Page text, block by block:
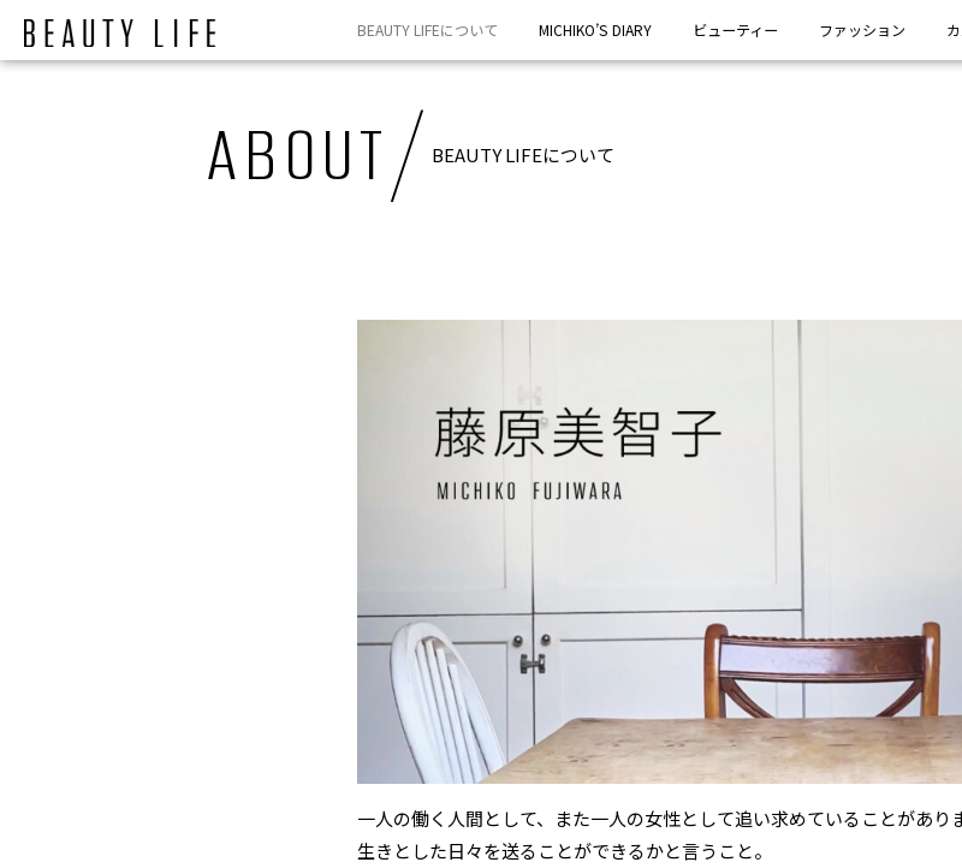
BEAUTY LIFEについて MICHIKO’S DIARY ビューティー ファッション
ABOUT/ BEAUTY LIFEについて
一人の働く人間として、また一人の女性として追い求めていることがあり
生きとした日々を送ることができるかと言うこと。